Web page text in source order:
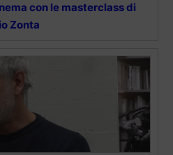
con le masterclass di
Zonta